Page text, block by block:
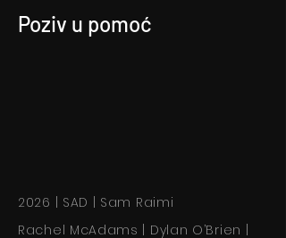
Poziv u pomoć
2026 | SAD | Sam Raimi
Rachel McAdams | Dylan O’Brien |